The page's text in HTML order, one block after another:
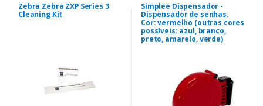
Zebra Zebra ZXP Series 3
Cleaning Kit
Simplee Dispensador -
Dispensador de senhas.
Cor: vermelho (outras cores
possíveis: azul, branco,
preto, amarelo, verde)